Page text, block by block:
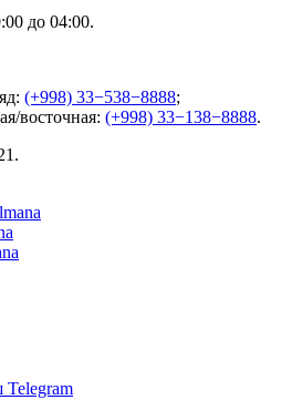
до 04:00.
(+998) 33−538−8888;
восточная: (+998) 33−138−8888.